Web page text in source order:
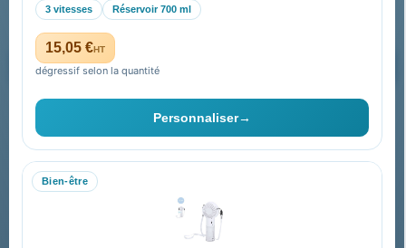
3 vitesses Réservoir 700 ml
15,05 €HT
dégressif selon la quantité
Personnaliser→
Bien-être
Vous pouvez vous désinscrire à tout moment. Vous trouverez pour
cela nos informations de contact dans les conditions d'utilisation du
site.
Collectivités & administrations
Devis, mandat administratif et facturation Chorus Pro